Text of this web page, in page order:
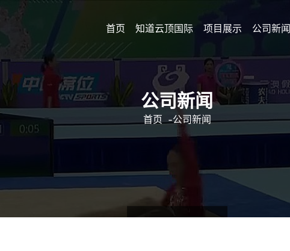
首页 知道云顶国际 项目展示 公司新闻
公司新闻
首页 -公司新闻